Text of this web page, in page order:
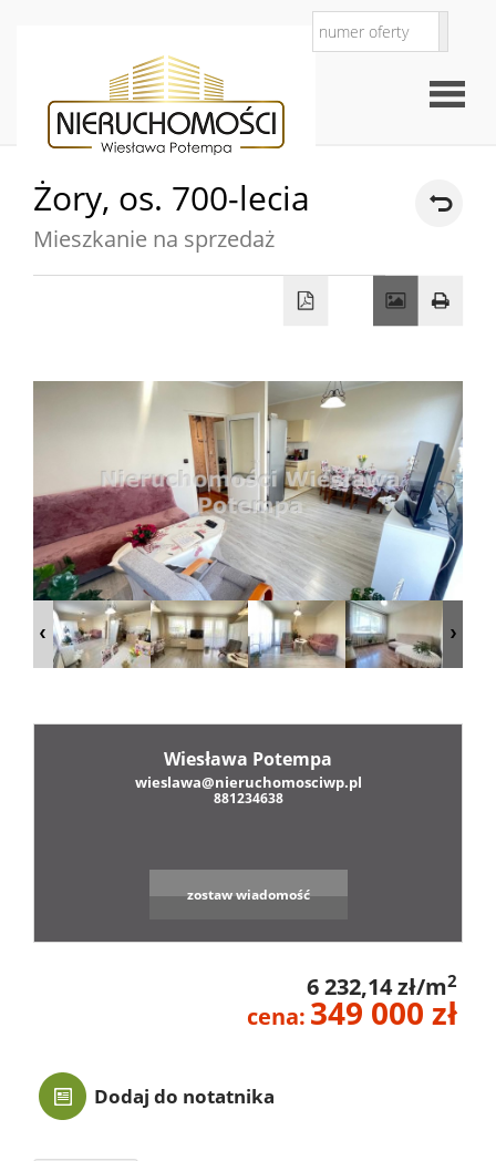
główna
O
firmie
Oferty
Żory, os. 700-lecia
Mieszkanie na sprzedaż
Wiesława Potempa
wieslawa@nieruchomosciwp.pl
881234638
zostaw wiadomość
6 232,14 zł/m2
cena: 349 000 zł
Dodaj do notatnika